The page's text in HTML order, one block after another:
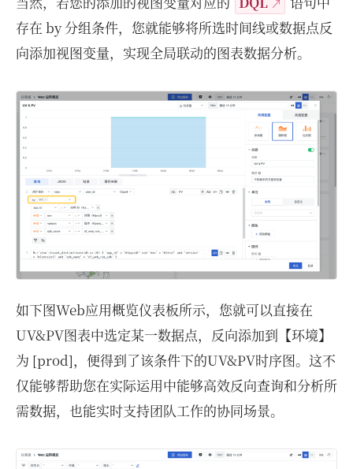
存在 by 分组条件，您就能够将所选时间线或数据点反
向添加视图变量，实现全局联动的图表数据分析。
如下图Web应用概览仪表板所示，您就可以直接在
UV&PV图表中选定某一数据点，反向添加到【环境】
为 [prod]，便得到了该条件下的UV&PV时序图。这不
仅能够帮助您在实际运用中能够高效反向查询和分析所
需数据，也能实时支持团队工作的协同场景。